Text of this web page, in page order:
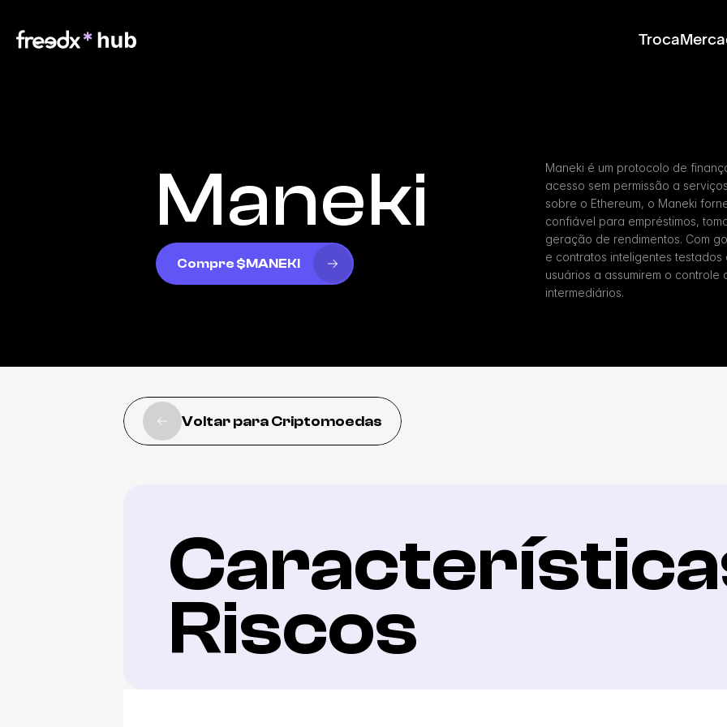
Troca
Maneki
Compre $MANEKI
Maneki é um protocolo de
acesso sem permissão a
sobre o Ethereum, o Maneki
confiável para empréstimos,
geração de rendimentos. Com
e contratos inteligentes
usuários a assumirem o
intermediários.
Voltar para Criptomoedas
Riscos